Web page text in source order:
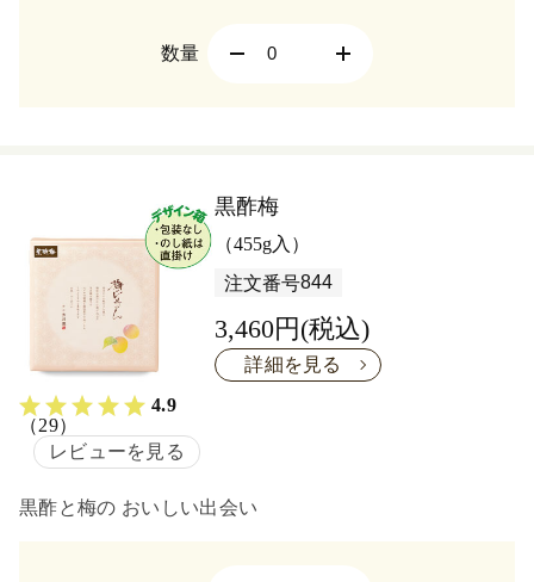
数量
4.9
（29）
レビューを見る
黒酢梅
（455g入）
注文番号844
3,460円(税込)
詳細を見る
黒酢と梅の おいしい出会い